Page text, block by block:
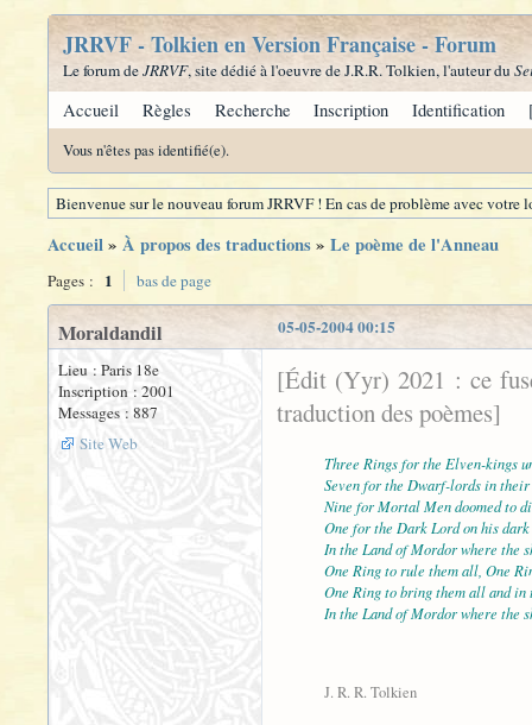
JRRVF - Tolkien en Version Française - Forum
Le forum deJRRVF, site dédié à l'oeuvre de J.R.R. Tolkien, l'auteur du
Accueil Règles Recherche Inscription Identification
Vous n'êtes pas identifié(e).
Bienvenue sur le nouveau forum JRRVF ! En cas de problème avec
Accueil» À propos des traductions» Le poème de l'Anneau
Pages : 1 bas de page
05-05-2004 00:15
Moraldandil
Lieu : Paris 18e
Inscription : 2001
Messages : 887
Site Web
[Édit (Yyr) 2021 : ce
traduction des poèmes]
Three Rings for the Elven-kings
Seven for the Dwarf-lords in
Nine for Mortal Men doomed to
One for the Dark Lord on his
In the Land of Mordor where the
One Ring to rule them all, One
One Ring to bring them all and in
In the Land of Mordor where the
J. R. R. Tolkien